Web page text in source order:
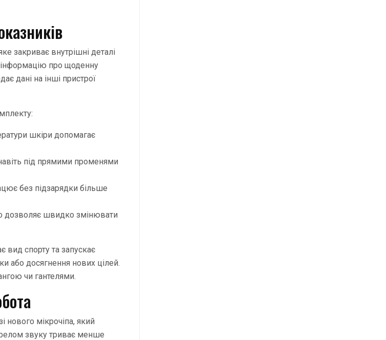
закриває внутрішні деталі
про щоденну
дані на інші пристрої
шкіри допомагає
під прямими променями
без підзарядки більше
дозволяє швидко змінювати
вид спорту та запускає
або досягнення нових цілей.
чи гантелями.
нового мікрочіпа, який
звуку триває менше